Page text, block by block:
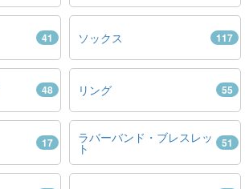
41 ソックス 117
48 リング 55
17 ラバーバンド・ブレスレッ
ト 51